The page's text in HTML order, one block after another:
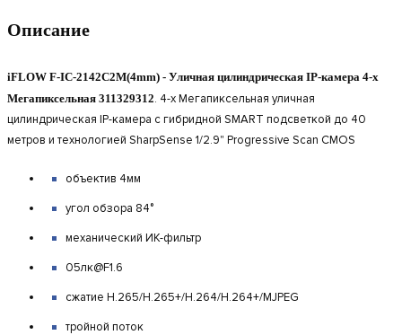
Описание
iFLOW F-IC-2142C2M(4mm) - Уличная цилиндрическая IP-камера 4-х
Мегапиксельная 311329312. 4-х Мегапиксельная уличная
цилиндрическая IP-камера с гибридной SMART подсветкой до 40
метров и технологией SharpSense 1/2.9" Progressive Scan CMOS
объектив 4мм
угол обзора 84°
механический ИК-фильтр
05лк@F1.6
сжатие H.265/H.265+/H.264/H.264+/MJPEG
тройной поток